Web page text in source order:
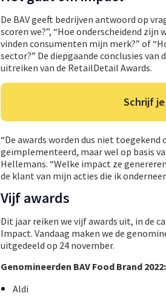
De BAV geeft bedrijven antwoord op
scoren we?”, “Hoe onderscheidend zijn
vinden consumenten mijn merk?” of
sector?” De diepgaande conclusies
uitreiken van de RetailDetail Awards.
Schrijf
“De awards worden dus niet
geïmplementeerd, maar wel op basis
Hellemans. “Welke impact ze
de klant van mijn acties die ik
Vijf awards
Dit jaar reiken we vijf awards uit, in de
Impact. Vandaag maken we de
uitgedeeld op 24 november.
Genomineerden BAV Food Brand 2022:
Aldi